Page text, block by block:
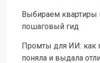
Выбираем квартиры
пошаговый гид
Промты для ИИ: как
поняла и выдала